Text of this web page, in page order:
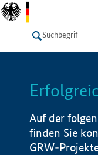
LISTE
Auf der
finden Sie
GRW-